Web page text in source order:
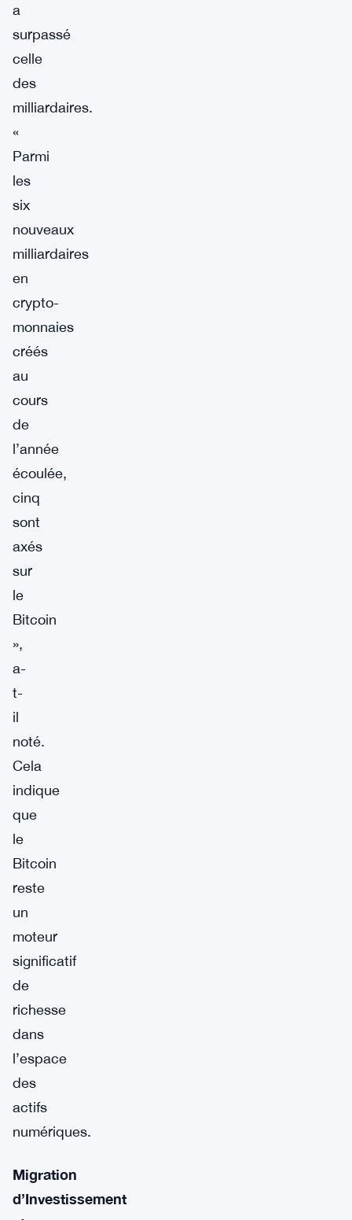
a
surpassé
celle
des
milliardaires.
«
Parmi
les
six
nouveaux
milliardaires
en
crypto-
monnaies
créés
au
cours
de
l’année
écoulée,
cinq
sont
axés
sur
le
Bitcoin
»,
a-
t-
il
noté.
Cela
indique
que
le
Bitcoin
reste
un
moteur
significatif
de
richesse
dans
l’espace
des
actifs
numériques.
Migration
d’Investissement